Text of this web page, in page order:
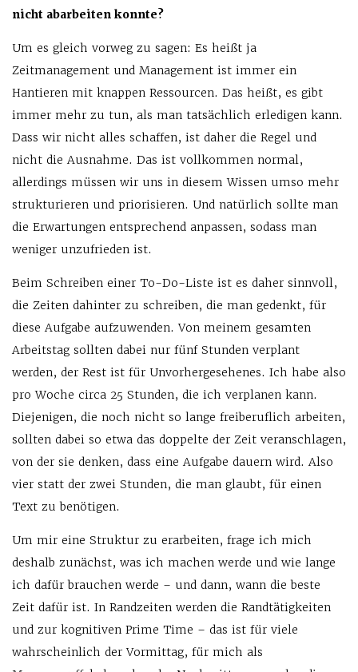
nicht abarbeiten konnte?
Um es gleich vorweg zu sagen: Es heißt ja
Zeitmanagement und Management ist immer ein
Hantieren mit knappen Ressourcen. Das heißt, es gibt
immer mehr zu tun, als man tatsächlich erledigen kann.
Dass wir nicht alles schaffen, ist daher die Regel und
nicht die Ausnahme. Das ist vollkommen normal,
allerdings müssen wir uns in diesem Wissen umso mehr
strukturieren und priorisieren. Und natürlich sollte man
die Erwartungen entsprechend anpassen, sodass man
weniger unzufrieden ist.
Beim Schreiben einer To-Do-Liste ist es daher sinnvoll,
die Zeiten dahinter zu schreiben, die man gedenkt, für
diese Aufgabe aufzuwenden. Von meinem gesamten
Arbeitstag sollten dabei nur fünf Stunden verplant
werden, der Rest ist für Unvorhergesehenes. Ich habe also
pro Woche circa 25 Stunden, die ich verplanen kann.
Diejenigen, die noch nicht so lange freiberuflich arbeiten,
sollten dabei so etwa das doppelte der Zeit veranschlagen,
von der sie denken, dass eine Aufgabe dauern wird. Also
vier statt der zwei Stunden, die man glaubt, für einen
Text zu benötigen.
Um mir eine Struktur zu erarbeiten, frage ich mich
deshalb zunächst, was ich machen werde und wie lange
ich dafür brauchen werde – und dann, wann die beste
Zeit dafür ist. In Randzeiten werden die Randtätigkeiten
und zur kognitiven Prime Time – das ist für viele
wahrscheinlich der Vormittag, für mich als